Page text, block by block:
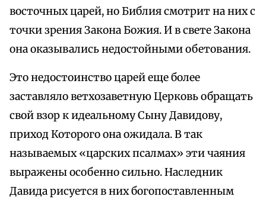
восточных царей, но Библия смотрит на них с
точки зрения Закона Божия. И в свете Закона
она оказывались недостойными обетования.
Это недостоинство царей еще более
заставляло ветхозаветную Церковь обращать
свой взор к идеальному Сыну Давидову,
приход Которого она ожидала. В так
называемых «царских псалмах» эти чаяния
выражены особенно сильно. Наследник
Давида рисуется в них богопоставленным